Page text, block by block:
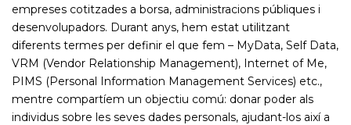
empreses cotitzades a borsa, administracions públiques i
desenvolupadors. Durant anys, hem estat utilitzant
diferents termes per definir el que fem – MyData, Self Data,
VRM (Vendor Relationship Management), Internet of Me,
PIMS (Personal Information Management Services) etc.,
mentre compartíem un objectiu comú: donar poder als
individus sobre les seves dades personals, ajudant-los així a